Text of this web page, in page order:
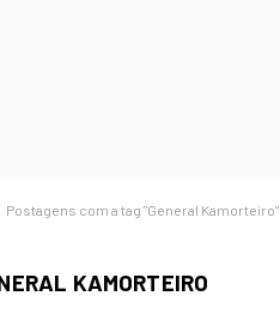
Postagens com a tag "General Kamorteiro"
KAMORTEIRO